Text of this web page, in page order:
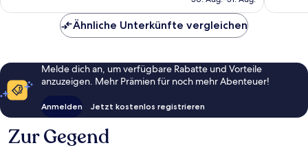
Credit
Po,
Ähnliche Unterkünfte vergleichen
Melde dich an, um verfügbare Rabatte und Vorteile
anzuzeigen. Mehr Prämien für noch mehr Abenteuer!
Anmelden Jetzt kostenlos registrieren
Zur Gegend